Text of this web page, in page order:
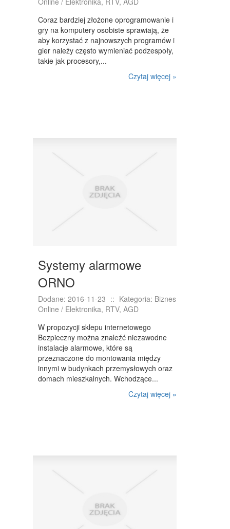
Coraz bardziej złożone oprogramowanie i
gry na komputery osobiste sprawiają, że
aby korzystać z najnowszych programów i
gier należy często wymieniać podzespoły,
takie jak procesory,...
Czytaj więcej »
Systemy alarmowe
ORNO
Dodane: 2016-11-23 :: Kategoria: Biznes
Online / Elektronika, RTV, AGD
W propozycji sklepu internetowego
Bezpieczny można znaleźć niezawodne
instalacje alarmowe, które są
przeznaczone do montowania między
innymi w budynkach przemysłowych oraz
domach mieszkalnych. Wchodzące...
Czytaj więcej »